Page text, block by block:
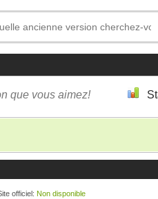
que vous aimez!
officiel: Non disponible